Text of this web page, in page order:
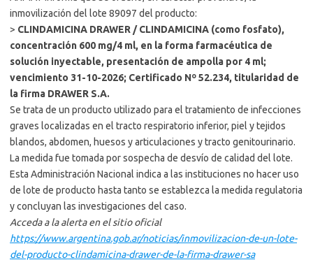
inmovilización del lote 89097 del producto:
> CLINDAMICINA DRAWER / CLINDAMICINA (como fosfato),
concentración 600 mg/4 ml, en la forma farmacéutica de
solución inyectable, presentación de ampolla por 4 ml;
vencimiento 31-10-2026; Certificado Nº 52.234, titularidad de
la firma DRAWER S.A.
Se trata de un producto utilizado para el tratamiento de infecciones
graves localizadas en el tracto respiratorio inferior, piel y tejidos
blandos, abdomen, huesos y articulaciones y tracto genitourinario.
La medida fue tomada por sospecha de desvío de calidad del lote.
Esta Administración Nacional indica a las instituciones no hacer uso
de lote de producto hasta tanto se establezca la medida regulatoria
y concluyan las investigaciones del caso.
Acceda a la alerta en el sitio oficial
https://www.argentina.gob.ar/noticias/inmovilizacion-de-un-lote-
del-producto-clindamicina-drawer-de-la-firma-drawer-sa